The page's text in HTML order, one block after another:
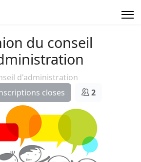
du conseil
d'administration
closes
2